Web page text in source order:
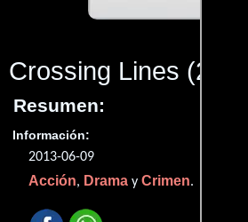
Crossing Lines (2013)
Resumen:
Información:
2013-06-09
Acción, Drama y Crimen.